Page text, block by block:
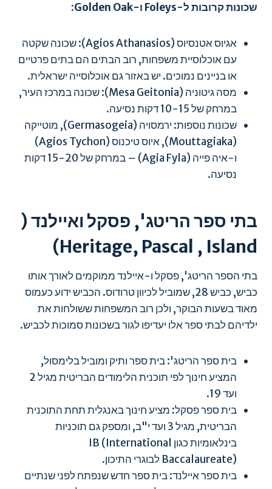
שכונות קרובות ל-Foleys ו-Golden Oak:
אגיוס אטנסיוס (Agios Athanasios): שכונה שקטה
עם אוכלוסיית משפחות, רוב הבתים הם בתים פרטיים
או בניינים נמוכים. יש באזור גם אוכלוסייה ישראלית.
מסה גיטוניה (Mesa Geitonia): שכונה במרכז העיר,
במרחק של 10-15 דקות נסיעה.
שכונות נוספות: ירמסויה (Germasogeia), מוטייקה
(Mouttagiaka), איוס טיכנוס (Agios Tychon)
ו-איה פייה (Agia Fyla) – במרחק של 15-20 דקות
נסיעה.
בתי ספר הריטג', פסקל ואיילנד (
Heritage, Pascal , Island)
בתי הספר הריטג', פסקל ו-איילנד ממוקמים לאורך אותו
כביש, כביש 28, שמוביל לכיוון טרודוס. הכביש ידוע כעמוס
מאוד בשעות הבוקר, ולכן רוב המשפחות ששולחות את
ילדיהם לבתי ספר אלו יעדיפו לגור בשכונות סמוכות לכביש.
בית ספר הריטג': בית ספר ותיק ומוביל בלימסול,
המציע חינוך לפי תוכנית הלימודים הבריטית מגיל 2
ועד 19.
בית ספר פסקל: מציע חינוך באנגלית תחת התוכנית
הבריטית, מגיל 3 ועד י"ב, ומספק גם תוכניות
בינלאומיות כגון IB (International
Baccalaureate) לבוגרי התיכון.
בית ספר איילנד: בית ספר חדש שנפתח לפני שנתיים